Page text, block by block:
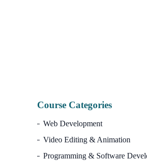
Course Categories
Web Development
Video Editing & Animation
Programming & Software